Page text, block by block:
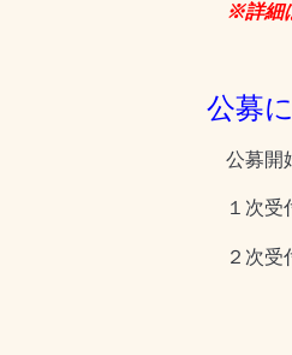
※詳細
公募
公募
１次受
２次受